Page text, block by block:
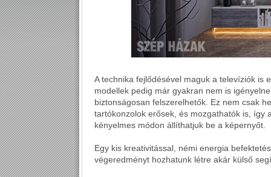
A technika fejlődésével maguk a televíziók is
modellek pedig már gyakran nem is
biztonságosan felszerelhetők. Ez nem csak
tartókonzolok erősek, és mozgathatók is, így
kényelmes módon állíthatjuk be a képernyőt.
Egy kis kreativitással, némi energia
végeredményt hozhatunk létre akár külső